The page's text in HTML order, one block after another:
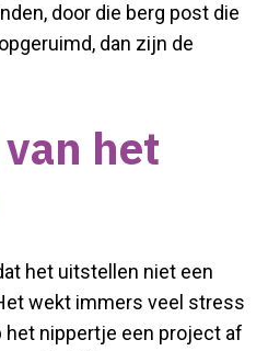
door die berg post die
dan zijn de
het
het uitstellen niet een
wekt immers veel stress
het nippertje een project af